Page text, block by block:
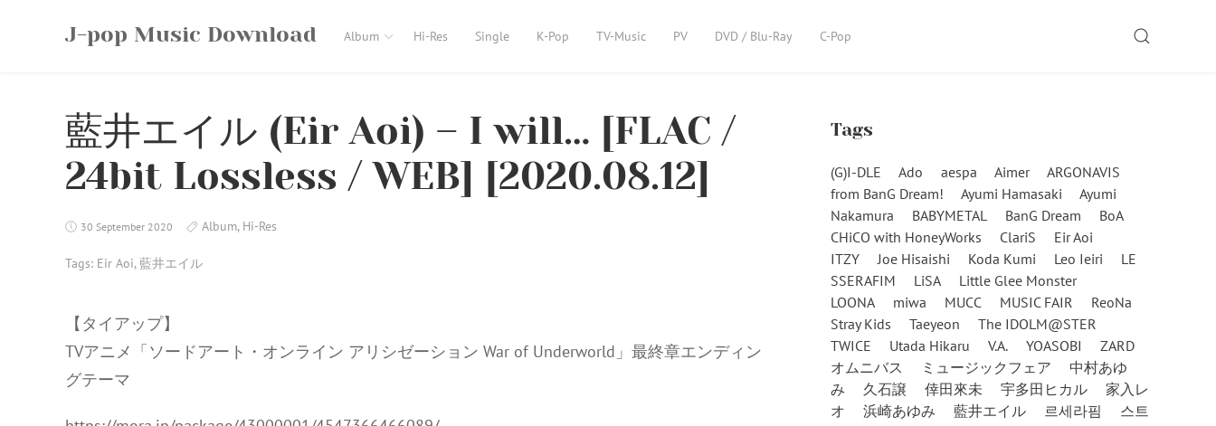
J-pop Music Download Album Hi-Res Single K-Pop TV-Music PV DVD / Blu-Ray C-Pop SEARCH
藍井エイル (Eir Aoi) – I will… [FLAC /
24bit Lossless / WEB] [2020.08.12]
30 September 2020 Album, Hi-Res
Tags: Eir Aoi,藍井エイル
【タイアップ】
TVアニメ「ソードアート・オンライン アリシゼーション War of Underworld」最終章エンディン
グテーマ
Tags
(G)I-DLE Ado aespa Aimer
ARGONAVIS
from BanG Dream!
Ayumi Hamasaki
Ayumi
Nakamura
BABYMETAL BanG Dream
BoA
CHiCO with HoneyWorks
ClariS
Eir Aoi
ITZY
Joe Hisaishi Koda Kumi Leo Ieiri
LE
SSERAFIM
LiSA
Little Glee Monster
LOONA
miwa MUCC MUSIC FAIR
ReoNa
Stray Kids
Taeyeon
The IDOLM@STER
TWICE
Utada Hikaru V.A. YOASOBI
ZARD
オムニバス
ミュージックフェア
中村あゆ
み
久石譲 倖田來未 宇多田ヒカル
家入レ
オ
浜崎あゆみ 藍井エイル 르세라핌
스트